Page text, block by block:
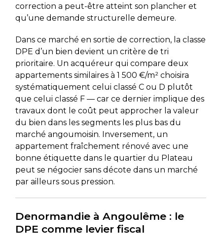
correction a peut-être atteint son plancher et
qu’une demande structurelle demeure.
Dans ce marché en sortie de correction, la classe
DPE d’un bien devient un critère de tri
prioritaire. Un acquéreur qui compare deux
appartements similaires à 1 500 €/m² choisira
systématiquement celui classé C ou D plutôt
que celui classé F — car ce dernier implique des
travaux dont le coût peut approcher la valeur
du bien dans les segments les plus bas du
marché angoumoisin. Inversement, un
appartement fraîchement rénové avec une
bonne étiquette dans le quartier du Plateau
peut se négocier sans décote dans un marché
par ailleurs sous pression.
Denormandie à Angoulême : le
DPE comme levier fiscal